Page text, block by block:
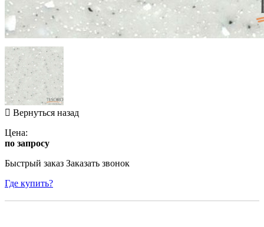
Вернуться назад
Цена:
по запросу
Быстрый заказ Заказать звонок
Где купить?